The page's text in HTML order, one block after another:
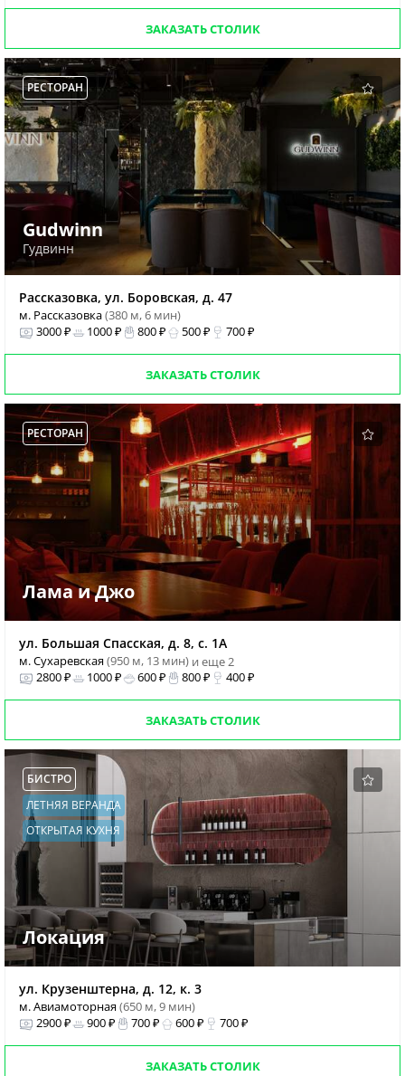
ЗАКАЗАТЬ СТОЛИК
РЕСТОРАН
Gudwinn
Гудвинн
Рассказовка, ул. Боровская, д. 47
м. Рассказовка(380 м, 6 мин)
3000 ₽
1000 ₽ 800 ₽ 500 ₽ 700 ₽
ЗАКАЗАТЬ СТОЛИК
РЕСТОРАН
Лама и Джо
ул. Большая Спасская, д. 8, с. 1А
м. Сухаревская(950 м, 13 мин) и еще 2
2800 ₽
1000 ₽ 600 ₽ 800 ₽ 400 ₽
ЗАКАЗАТЬ СТОЛИК
БИСТРО
ЛЕТНЯЯ ВЕРАНДА
ОТКРЫТАЯ КУХНЯ
Локация
ул. Крузенштерна, д. 12, к. 3
м. Авиамоторная(650 м, 9 мин)
2900 ₽
900 ₽ 700 ₽ 600 ₽ 700 ₽
ЗАКАЗАТЬ СТОЛИК